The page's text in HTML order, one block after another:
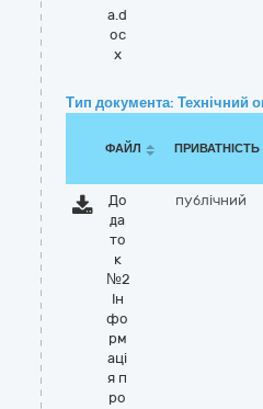
а.d
oc
x
Тип документа: Технічний
ФАЙЛ ПРИВАТНІСТЬ
До
да
то
к
№2
Ін
фо
рм
аці
я п
ро
публічний